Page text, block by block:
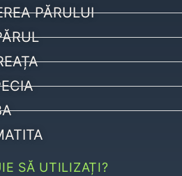
PĂRULUI
SĂ UTILIZAȚI?